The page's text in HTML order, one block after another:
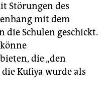
Störungen des
mit dem
Schulen geschickt.
die „den
Kufiya wurde als